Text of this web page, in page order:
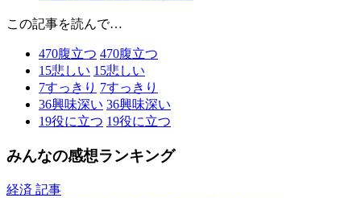
この記事を読んで…
470腹立つ 470腹立つ
15悲しい 15悲しい
7すっきり 7すっきり
36興味深い 36興味深い
19役に立つ 19役に立つ
みんなの感想ランキング
経済 記事